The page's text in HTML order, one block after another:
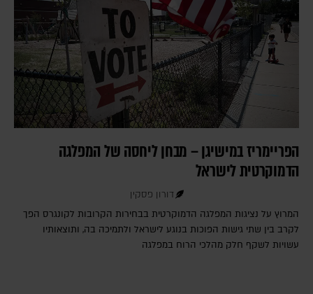
הפריימריז במישיגן – מבחן ליחסה של המפלגה
הדמוקרטית לישראל
דורון פסקין
המרוץ על נציגות המפלגה הדמוקרטית בבחירות הקרובות לקונגרס הפך
לקרב בין שתי גישות הפוכות בנוגע לישראל ולתמיכה בה, ותוצאותיו
עשויות לשקף חלק מהלכי הרוח במפלגה